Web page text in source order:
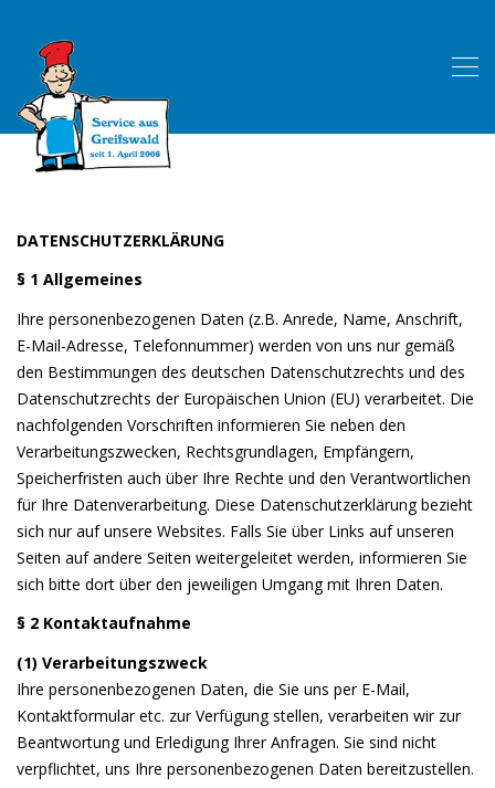
DATENSCHUTZERKLÄRUNG
§ 1 Allgemeines
Ihre personenbezogenen Daten (z.B. Anrede, Name, Anschrift,
E-Mail-Adresse, Telefonnummer) werden von uns nur gemäß
den Bestimmungen des deutschen Datenschutzrechts und des
Datenschutzrechts der Europäischen Union (EU) verarbeitet. Die
nachfolgenden Vorschriften informieren Sie neben den
Verarbeitungszwecken, Rechtsgrundlagen, Empfängern,
Speicherfristen auch über Ihre Rechte und den Verantwortlichen
für Ihre Datenverarbeitung. Diese Datenschutzerklärung bezieht
sich nur auf unsere Websites. Falls Sie über Links auf unseren
Seiten auf andere Seiten weitergeleitet werden, informieren Sie
sich bitte dort über den jeweiligen Umgang mit Ihren Daten.
§ 2 Kontaktaufnahme
(1) Verarbeitungszweck
Ihre personenbezogenen Daten, die Sie uns per E-Mail,
Kontaktformular etc. zur Verfügung stellen, verarbeiten wir zur
Beantwortung und Erledigung Ihrer Anfragen. Sie sind nicht
verpflichtet, uns Ihre personenbezogenen Daten bereitzustellen.